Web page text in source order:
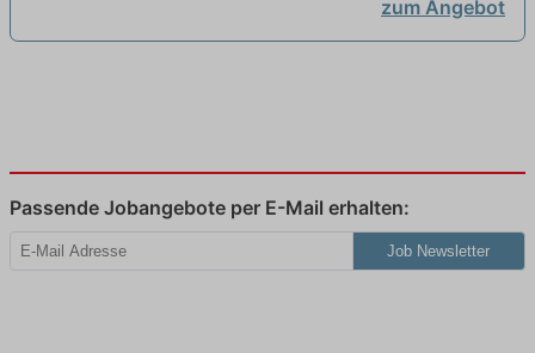
zum Angebot
Passende Jobangebote per E-Mail erhalten:
Job Newsletter